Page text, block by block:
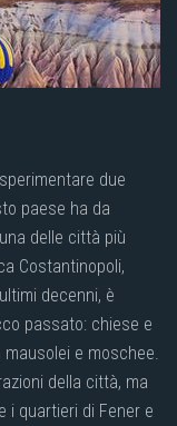
due
paese ha da
delle città più
Costantinopoli,
decenni, è
passato: chiese e
e moschee.
della città, ma
i quartieri di Fener e